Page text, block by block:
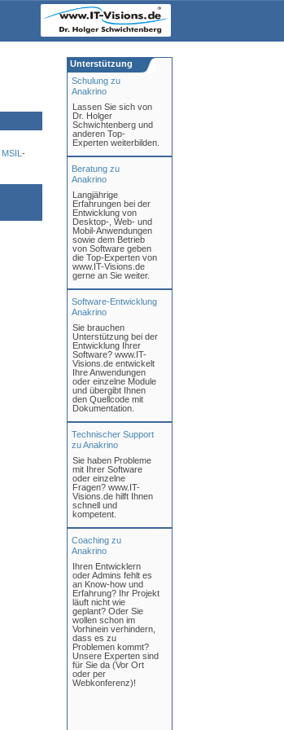
MSIL -
Schulung zu
Anakrino
Lassen Sie sich von
Dr. Holger
Schwichtenberg und
anderen Top-
Experten weiterbilden.
Beratung zu
Anakrino
Langjährige
Erfahrungen bei der
Entwicklung von
Desktop-, Web- und
Mobil-Anwendungen
sowie dem Betrieb
von Software geben
die Top-Experten von
www.IT-Visions.de
gerne an Sie weiter.
Software-Entwicklung
Anakrino
Sie brauchen
Unterstützung bei der
Entwicklung Ihrer
Software? www.IT-
Visions.de entwickelt
Ihre Anwendungen
oder einzelne Module
und übergibt Ihnen
den Quellcode mit
Dokumentation.
Technischer Support
zu Anakrino
Sie haben Probleme
mit Ihrer Software
oder einzelne
Fragen? www.IT-
Visions.de hilft Ihnen
schnell und
kompetent.
Coaching zu
Anakrino
Ihren Entwicklern
oder Admins fehlt es
an Know-how und
Erfahrung? Ihr Projekt
läuft nicht wie
geplant? Oder Sie
wollen schon im
Vorhinein verhindern,
dass es zu
Problemen kommt?
Unsere Experten sind
für Sie da (Vor Ort
oder per
Webkonferenz)!
Unterstützung